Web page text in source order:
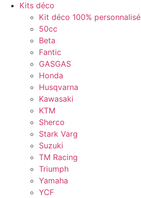
Kits déco
Kit déco 100% personnalisé
50cc
Beta
Fantic
GASGAS
Honda
Husqvarna
Kawasaki
KTM
Sherco
Stark Varg
Suzuki
TM Racing
Triumph
Yamaha
YCF